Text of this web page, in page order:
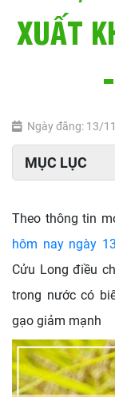
XUẤT
Ngày đăng: 13/
MỤC LỤC
Theo thông tin
hôm nay ngày
Cửu Long điều
trong nước có
gạo giảm mạnh